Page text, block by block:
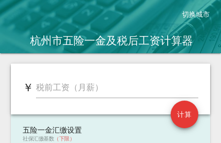
切换城市
杭州市五险一金及税后工资计算器
￥ 税前工资（月薪）
计算
￥ 税后工资（2018.10.1新税法）
2011.9.1老税法 税后：
新税法到手工资增加：
五险一金汇缴设置
社保汇缴基数 （下限）